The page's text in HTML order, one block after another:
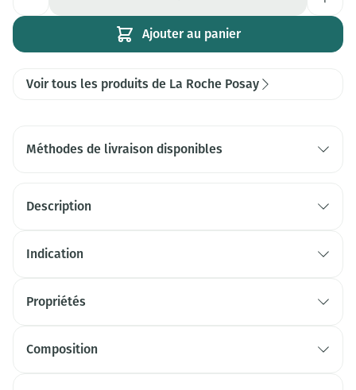
Ajouter au panier
Voir tous les produits de La Roche Posay
Méthodes de livraison disponibles
Description
Indication
Propriétés
Composition